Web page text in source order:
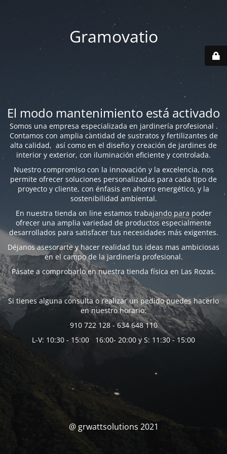
Gramovatio
El modo mantenimiento está activado
Somos una empresa especializada en jardinería profesional .
Contamos con amplia cantidad de sustratos y fertilizantes de
alta calidad, así como en el diseño y creación de jardines de
interior y exterior, con iluminación eficiente y controlada.
Nuestro compromiso con la innovación y la excelencia, nos
permite ofrecer soluciones personalizadas para cada tipo de
proyecto y cliente, con énfasis en ahorro energético, y la
sostenibilidad ambiental.
En nuestra tienda on line estamos trabajando para poder
ofrecer una amplia variedad de productos especialmente
desarrollados para satisfacer tus necesidades más exigentes.
Déjanos asesorarte y hacer realidad tus ideas mas ambiciosas
en el campo de la jardinería profesional.
Pásate a comprobarlo en nuestra tienda física en Las Rozas.
Si tienes alguna consulta o realizar un pedido puedes hacerlo
en nuestro horario:
910 722 128 - 634 648 110
L-V: 10:30 - 15:00 16:00- 20:00 y S: 11:30 - 15:00
@ grwattsolutions 2021